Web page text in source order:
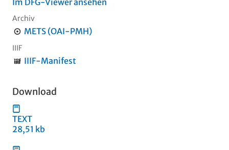
Im DFG-Viewer ansehen
Archiv
METS (OAI-PMH)
IIIF
IIIF-Manifest
Download
TEXT
28,51 kb